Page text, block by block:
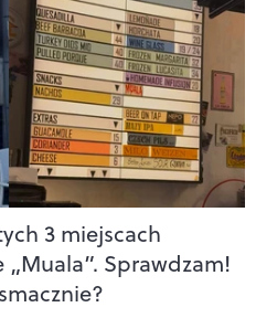
3 miejscach
„Muala”. Sprawdzam!